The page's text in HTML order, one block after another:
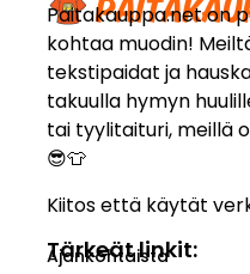
Paitakauppa.net on
kohtaa muodin!
tekstipaidat ja
takuulla hymyn
tai tyylitaituri, meillä
😎👕
Kiitos että käytät
Tärkeät linkit:
Ajankohtaista